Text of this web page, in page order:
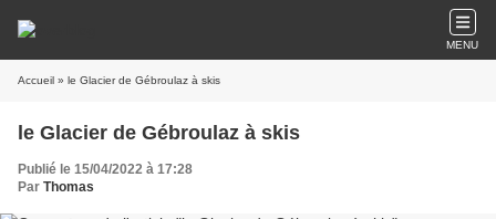
MENU
Accueil » le Glacier de Gébroulaz à skis
le Glacier de Gébroulaz à skis
Publié le 15/04/2022 à 17:28
Par Thomas